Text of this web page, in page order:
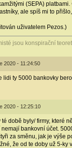
(SEPA)
ale spíš mi to
uživatelem Pezos.)
jsou konspirační
2020 - 11:24:50
lidi ty 5000 bankovky
2020 - 12:25:10
té době byly/ firmy, které
nemají bankovní účet.
za směnu, jak je výše
že od te doby už 5-